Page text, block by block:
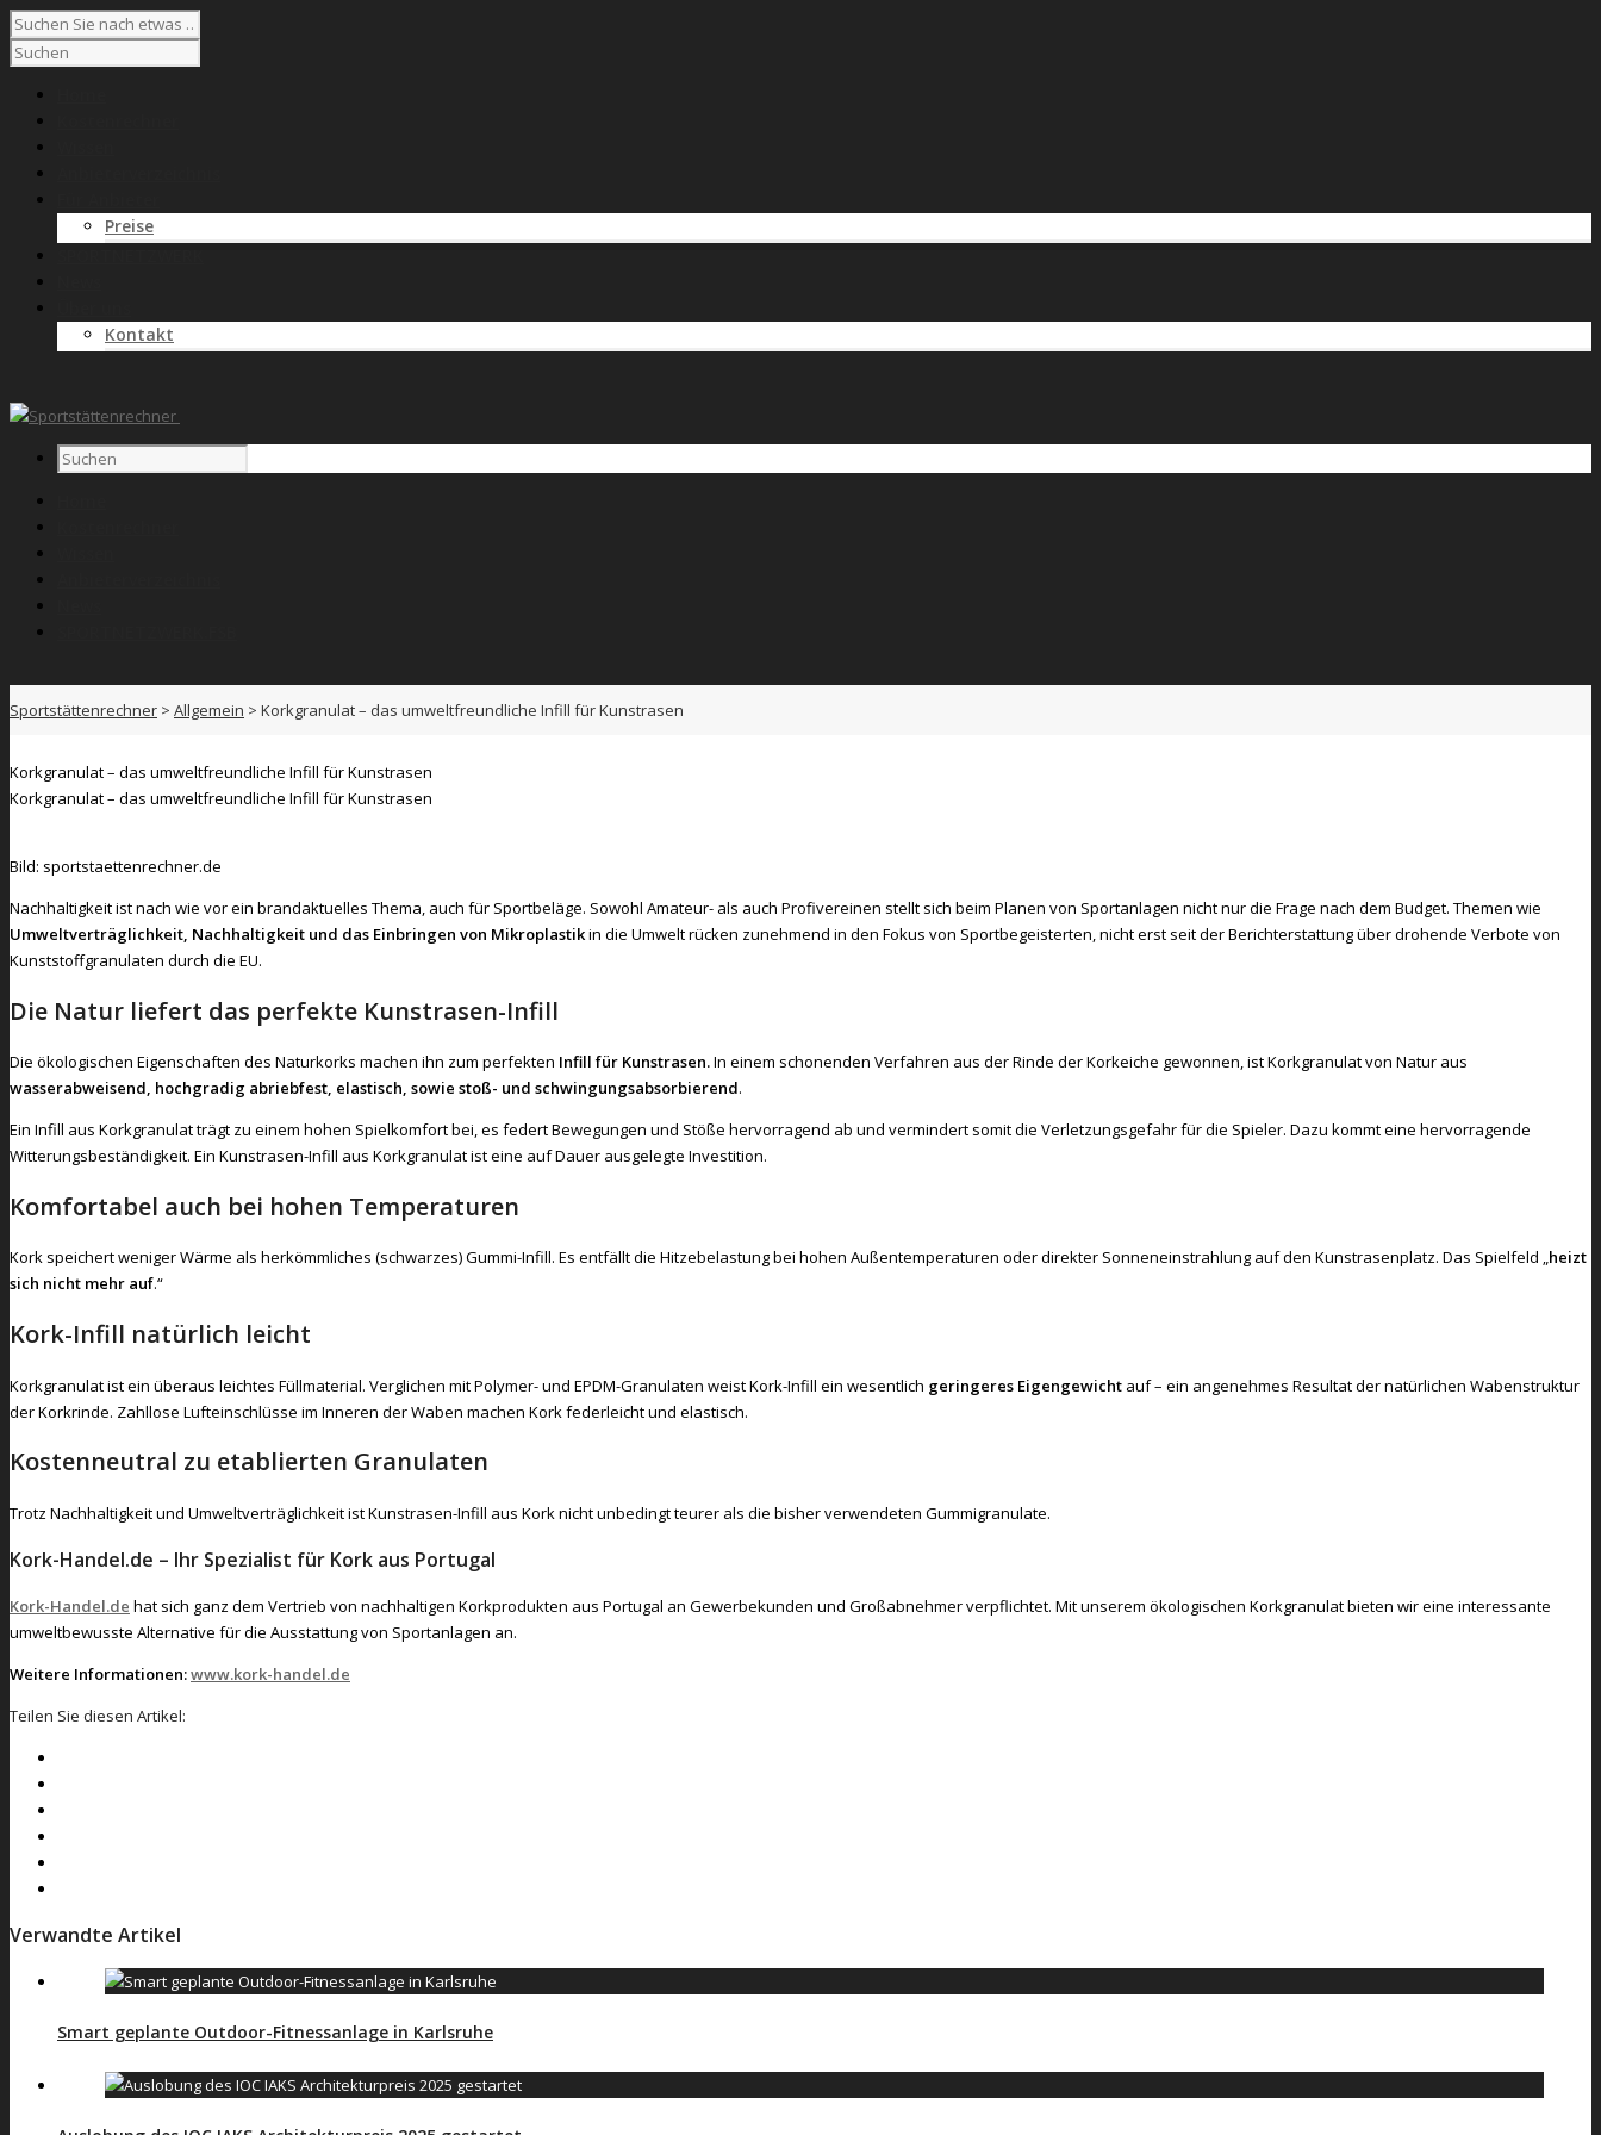
Preise
Kontakt
Sportstättenrechner > Allgemein > Korkgranulat – das umweltfreundliche Infill für Kunstrasen
Korkgranulat – das umweltfreundliche Infill für Kunstrasen
Korkgranulat – das umweltfreundliche Infill für Kunstrasen
Bild: sportstaettenrechner.de
Nachhaltigkeit ist nach wie vor ein brandaktuelles Thema, auch für Sportbeläge. Sowohl Amateur- als auch Profivereinen stellt sich beim Planen von Sportanlagen nicht nur die Frage nach dem Budget. Themen wie
Umweltverträglichkeit, Nachhaltigkeit und das Einbringen von Mikroplastikin die Umwelt rücken zunehmend in den Fokus von Sportbegeisterten, nicht erst seit der Berichterstattung über drohende Verbote von
Kunststoffgranulaten durch die EU.
Die Natur liefert das perfekte Kunstrasen-Infill
Die ökologischen Eigenschaften des Naturkorks machen ihn zum perfekten Infill für Kunstrasen.In einem schonenden Verfahren aus der Rinde der Korkeiche gewonnen, ist Korkgranulat von Natur aus
wasserabweisend, hochgradig abriebfest, elastisch, sowie stoß- und schwingungsabsorbierend.
Ein Infill aus Korkgranulat trägt zu einem hohen Spielkomfort bei, es federt Bewegungen und Stöße hervorragend ab und vermindert somit die Verletzungsgefahr für die Spieler. Dazu kommt eine hervorragende
Witterungsbeständigkeit. Ein Kunstrasen-Infill aus Korkgranulat ist eine auf Dauer ausgelegte Investition.
Komfortabel auch bei hohen Temperaturen
Kork speichert weniger Wärme als herkömmliches (schwarzes) Gummi-Infill. Es entfällt die Hitzebelastung bei hohen Außentemperaturen oder direkter Sonneneinstrahlung auf den Kunstrasenplatz. Das Spielfeld „heizt
sich nicht mehr auf.“
Kork-Infill natürlich leicht
Korkgranulat ist ein überaus leichtes Füllmaterial. Verglichen mit Polymer- und EPDM-Granulaten weist Kork-Infill ein wesentlich geringeres Eigengewicht auf – ein angenehmes Resultat der natürlichen Wabenstruktur
der Korkrinde. Zahllose Lufteinschlüsse im Inneren der Waben machen Kork federleicht und elastisch.
Kostenneutral zu etablierten Granulaten
Trotz Nachhaltigkeit und Umweltverträglichkeit ist Kunstrasen-Infill aus Kork nicht unbedingt teurer als die bisher verwendeten Gummigranulate.
Kork-Handel.de – Ihr Spezialist für Kork aus Portugal
Kork-Handel.de hat sich ganz dem Vertrieb von nachhaltigen Korkprodukten aus Portugal an Gewerbekunden und Großabnehmer verpflichtet. Mit unserem ökologischen Korkgranulat bieten wir eine interessante
umweltbewusste Alternative für die Ausstattung von Sportanlagen an.
Weitere Informationen:www.kork-handel.de
Teilen Sie diesen Artikel:
Verwandte Artikel
Smart geplante Outdoor-Fitnessanlage in Karlsruhe